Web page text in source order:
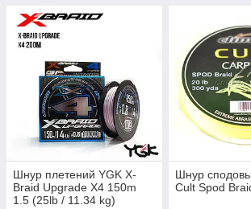
Шнур плетений YGK X-
Braid Upgrade X4 150m
1.5 (25lb / 11.34 kg)
Шнур
Cult Spod